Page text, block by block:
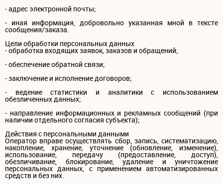
- адрес электронной почты;
- иная информация, добровольно указанная мной в тексте
сообщения/заказа.
Цели обработки персональных данных
- обработка входящих заявок, заказов и обращений;
- обеспечение обратной связи;
- заключение и исполнение договоров;
- ведение статистики и аналитики с использованием
обезличенных данных;
- направление информационных и рекламных сообщений (при
наличии отдельного согласия субъекта);
Действия с персональными данными
Оператор вправе осуществлять сбор, запись, систематизацию,
накопление, хранение, уточнение (обновление, изменение),
использование, передачу (предоставление, доступ),
обезличивание, блокирование, удаление и уничтожение
персональных данных, с применением автоматизированных
средств и без них.